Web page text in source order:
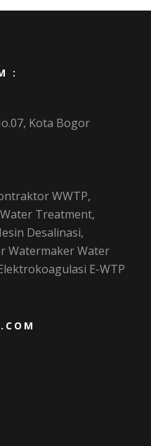
:
Kota Bogor
WWTP,
Treatment,
Desalinasi,
Watermaker Water
E-WTP